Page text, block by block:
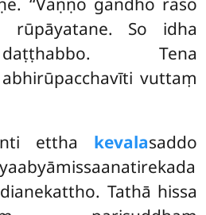
rūpāyatane. So idha
Tena
vuttaṃ
nti ettha kevalasaddo
Tathā hissa